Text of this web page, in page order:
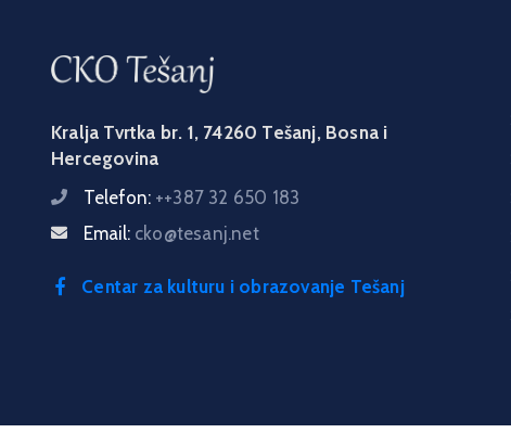
Kralja Tvrtka br. 1, 74260 Tešanj, Bosna i
Hercegovina
Telefon: ++387 32 650 183
Email: cko@tesanj.net
Centar za kulturu i obrazovanje Tešanj